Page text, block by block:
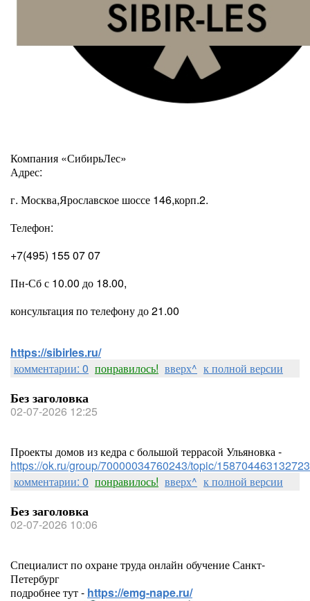
Компания «СибирьЛес»
Адрес:
г. Москва,Ярославское шоссе 146,корп.2.
Телефон:
+7(495) 155 07 07
Пн-Сб с 10.00 до 18.00,
консультация по телефону до 21.00
https://sibirles.ru/
комментарии: 0 понравилось! вверх^ к полной версии
Без заголовка
02-07-2026 12:25
Проекты домов из кедра с большой террасой Ульяновка -
https://ok.ru/group/70000034760243/topic/158704463132723
комментарии: 0 понравилось! вверх^ к полной версии
Без заголовка
02-07-2026 10:06
Специалист по охране труда онлайн обучение Санкт-
Петербург
подробнее тут - https://emg-nape.ru/